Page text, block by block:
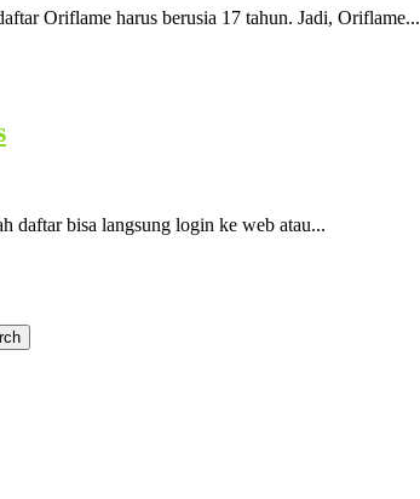
Oriflame harus berusia 17 tahun. Jadi, Oriflame...
daftar bisa langsung login ke web atau...